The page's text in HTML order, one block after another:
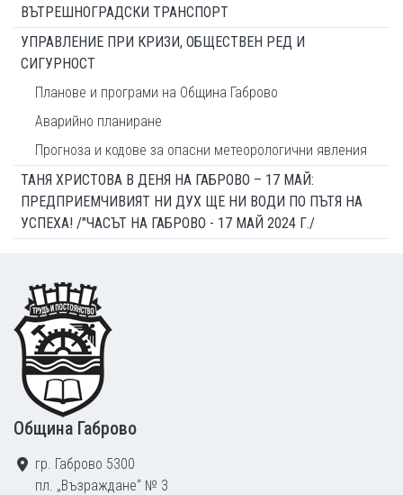
ВЪТРЕШНОГРАДСКИ ТРАНСПОРТ
УПРАВЛЕНИЕ ПРИ КРИЗИ, ОБЩЕСТВЕН РЕД И
СИГУРНОСТ
Планове и програми на Община Габрово
Аварийно планиране
Прогноза и кодове за опасни метеорологични явления
ТАНЯ ХРИСТОВА В ДЕНЯ НА ГАБРОВО – 17 МАЙ:
ПРЕДПРИЕМЧИВИЯТ НИ ДУХ ЩЕ НИ ВОДИ ПО ПЪТЯ НА
УСПЕХА! /"ЧАСЪТ НА ГАБРОВО - 17 МАЙ 2024 Г./
Footer
Община Габрово
гр. Габрово 5300
пл. „Възраждане“ № 3